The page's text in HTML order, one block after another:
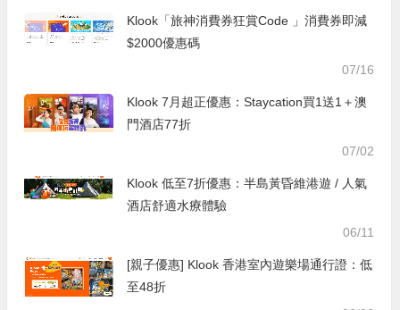
Klook「旅神消費券狂賞Code 」消費券即減
$2000優惠碼
07/16
Klook 7月超正優惠：Staycation買1送1＋澳
門酒店77折
07/02
Klook 低至7折優惠：半島黃昏維港遊 / 人氣
酒店舒適水療體驗
06/11
[親子優惠] Klook 香港室內遊樂場通行證：低
至48折